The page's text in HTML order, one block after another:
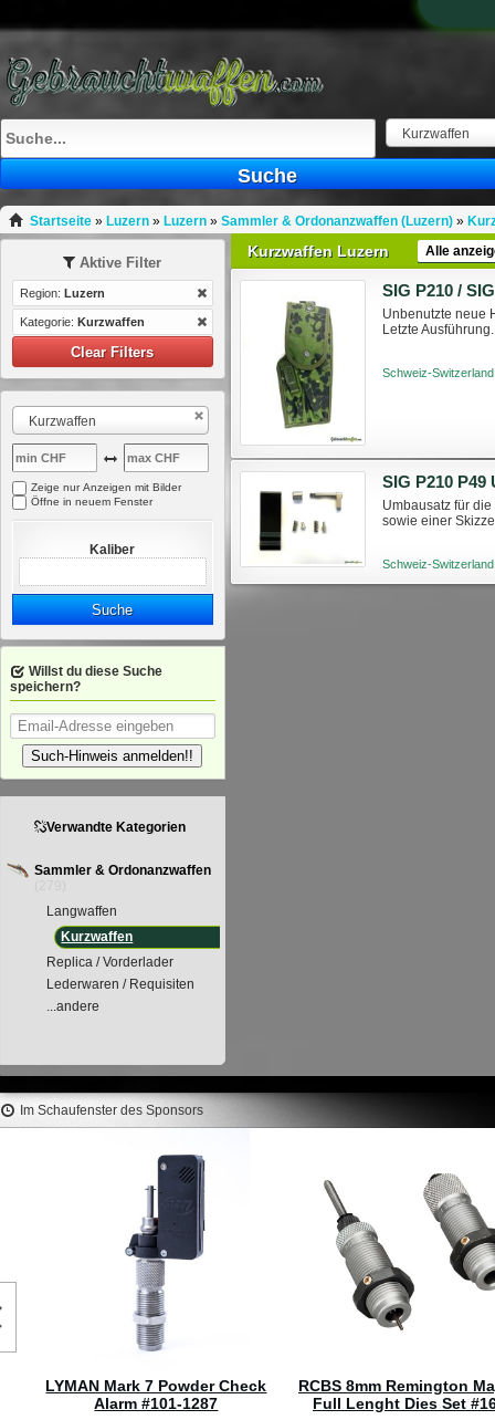
Kurzwaffen
Suche
Startseite» Luzern» Luzern» Sammler & Ordonanzwaffen (Luzern)»
Kurzwaffen Luzern Alle
Unbenutzte neue
Letzte Ausführung.
Schweiz-
SIG P210
Umbausatz für
sowie einer
Schweiz-
Aktive Filter
Region: Luzern
Kategorie: Kurzwaffen
Clear Filters
Kurzwaffen
Zeige nur Anzeigen mit Bilder
Öffne in neuem Fenster
Kaliber
Suche
Willst du diese Suche
speichern?
Such-Hinweis anmelden!!
Verwandte Kategorien
Sammler & Ordonanzwaffen
Langwaffen
Kurzwaffen
Replica / Vorderlader
Lederwaren / Requisiten
...andere
Im Schaufenster des Sponsors
LYMAN Mark 7 Powder Check
Alarm #101-1287
RCBS 8mm Remington
Full Lenght Dies Set